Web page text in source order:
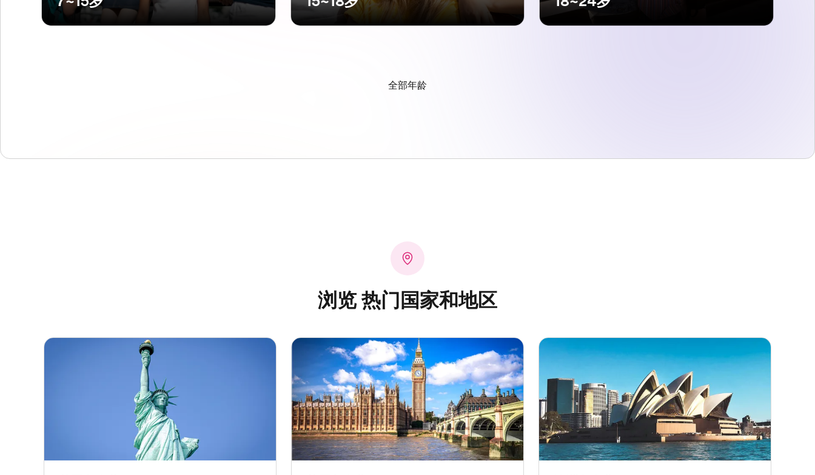
全部年龄
浏览 热门国家和地区